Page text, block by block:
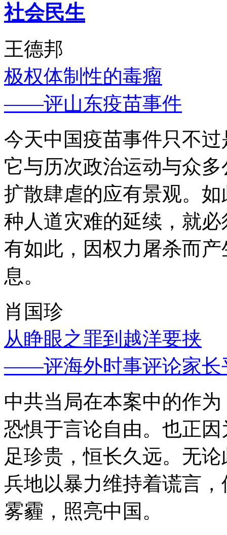
社会民生
王德邦
极权体制性的毒瘤
——评山东疫苗事件
今天中国疫苗事件只不
它与历次政治运动与众
扩散肆虐的应有景观。
种人道灾难的延续，就
有如此，因权力屠杀而
息。
肖国珍
从睁眼之罪到越洋要挟
——评海外时事评论家长
中共当局在本案中的作
恐惧于言论自由。也正
足珍贵，恒长久远。无
兵地以暴力维持着谎言
雾霾，照亮中国。